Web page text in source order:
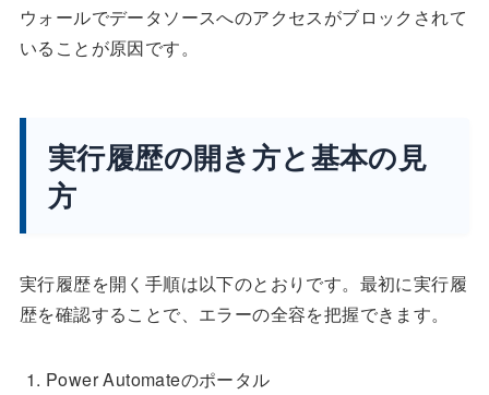
ウォールでデータソースへのアクセスがブロックされて
いることが原因です。
実行履歴の開き方と基本の見
方
実行履歴を開く手順は以下のとおりです。最初に実行履
歴を確認することで、エラーの全容を把握できます。
Power Automateのポータル